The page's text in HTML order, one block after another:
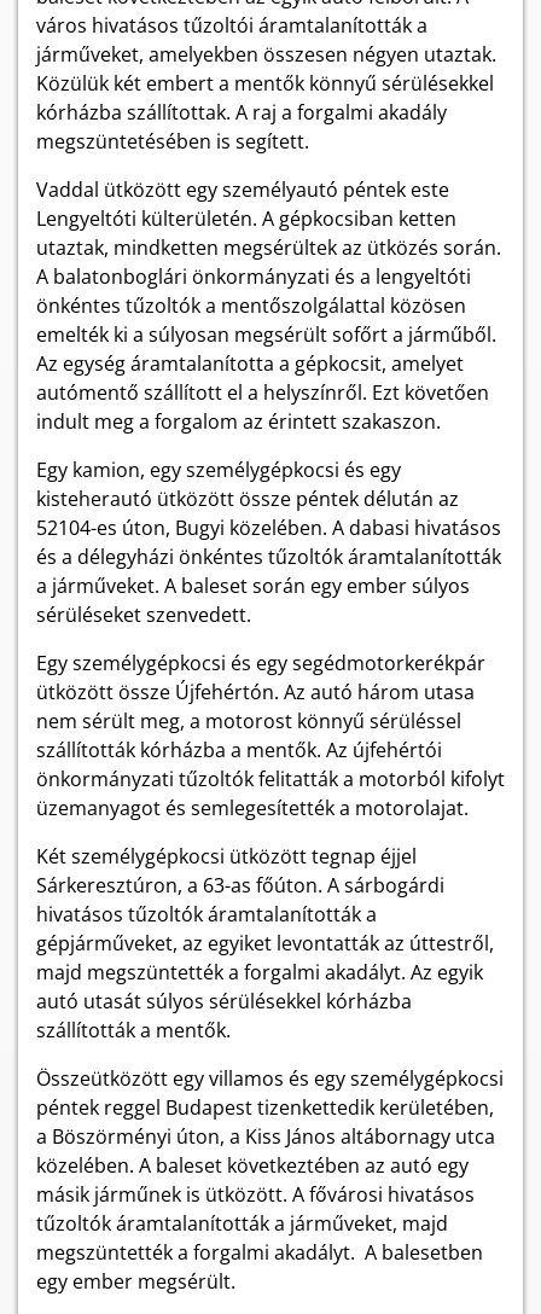
város hivatásos tűzoltói áramtalanították a
járműveket, amelyekben összesen négyen utaztak.
Közülük két embert a mentők könnyű sérülésekkel
kórházba szállítottak. A raj a forgalmi akadály
megszüntetésében is segített.
Vaddal ütközött egy személyautó péntek este
Lengyeltóti külterületén. A gépkocsiban ketten
utaztak, mindketten megsérültek az ütközés során.
A balatonboglári önkormányzati és a lengyeltóti
önkéntes tűzoltók a mentőszolgálattal közösen
emelték ki a súlyosan megsérült sofőrt a járműből.
Az egység áramtalanította a gépkocsit, amelyet
autómentő szállított el a helyszínről. Ezt követően
indult meg a forgalom az érintett szakaszon.
Egy kamion, egy személygépkocsi és egy
kisteherautó ütközött össze péntek délután az
52104-es úton, Bugyi közelében. A dabasi hivatásos
és a délegyházi önkéntes tűzoltók áramtalanították
a járműveket. A baleset során egy ember súlyos
sérüléseket szenvedett.
Egy személygépkocsi és egy segédmotorkerékpár
ütközött össze Újfehértón. Az autó három utasa
nem sérült meg, a motorost könnyű sérüléssel
szállították kórházba a mentők. Az újfehértói
önkormányzati tűzoltók felitatták a motorból kifolyt
üzemanyagot és semlegesítették a motorolajat.
Két személygépkocsi ütközött tegnap éjjel
Sárkeresztúron, a 63-as főúton. A sárbogárdi
hivatásos tűzoltók áramtalanították a
gépjárműveket, az egyiket levontatták az úttestről,
majd megszüntették a forgalmi akadályt. Az egyik
autó utasát súlyos sérülésekkel kórházba
szállították a mentők.
Összeütközött egy villamos és egy személygépkocsi
péntek reggel Budapest tizenkettedik kerületében,
a Böszörményi úton, a Kiss János altábornagy utca
közelében. A baleset következtében az autó egy
másik járműnek is ütközött. A fővárosi hivatásos
tűzoltók áramtalanították a járműveket, majd
megszüntették a forgalmi akadályt. A balesetben
egy ember megsérült.